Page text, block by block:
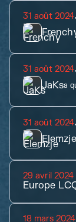
31 août 2024
31 août 2024
JaKsa
31 août 2024
Elemzje
29 avril 2024
Europe
18 mars 2024